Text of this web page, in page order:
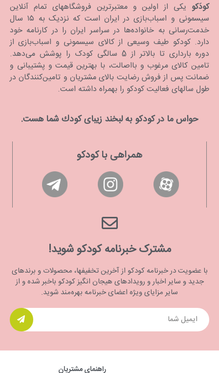
کودَکو یکی از اولین و معتبرترین فروشگاههای تمام آنلاین
سیسمونی و اسباب‌بازی در ایران است که نزدیک به ۱۵ سال
خدمت‌رسانی به خانواده‌ها در سراسر ایران را در کارنامه خود
دارد. كودكو طیف وسیعی از کالای سیسمونی و اسباب‌بازی از
دوره بارداری تا بالاتر از 5 سالگی کودک را پوشش می‌دهد.
تامین کالای مرغوب و بااصالت، با بهترین قیمت و پشتیبانی و
ضمانت پس از فروش رضایت بالای مشتریان و تامین‌کنندگان در
طول سالهای فعالیت کودکو را بهمراه داشته است.
حواس ما در كودكو به لبخند زیبای كودك شما هست.
همراهی با کودکو
مشترک خبرنامه کودکو شوید!
با عضویت در خبرنامه کودکو از آخرین تخفیفها، محصولات و برندهای
جدید و سایر اخبار و رویدادهای هیجان انگیز کودکو باخبر شده و از
سایر مزایای ویژه اعضای خبرنامه بهره‌مند شوید.
راهنمای مشتریان